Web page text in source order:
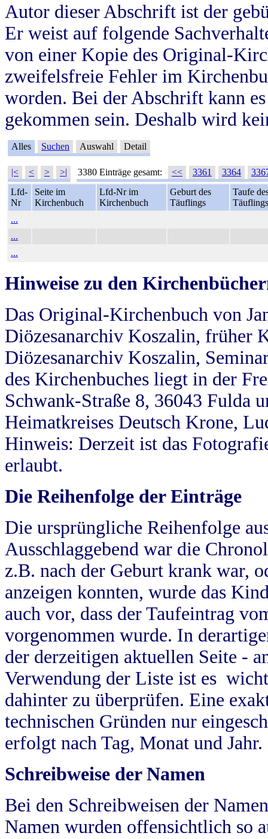
Autor dieser Abschrift ist der
Er weist auf folgende
von einer Kopie des Original-
zweifelsfreie Fehler im
worden. Bei der Abschrift kann
gekommen sein. Deshalb wird
Alles Suchen Auswahl Detail
|< < > >| 3380 Einträge gesamt: << 3361 3364
Lfd-
Nr
Seite im
Kirchenbuch
Lfd-Nr im
Kirchenbuch
Geburt des
Täuflings
Taufe
Täuflings
...
...
...
Hinweise zu den
Das Original-Kirchenbuch von
Diözesanarchiv Koszalin, früher
Diözesanarchiv Koszalin,
des Kirchenbuches liegt in der
Schwank-Straße 8, 36043 Fulda
Heimatkreises Deutsch Krone,
Hinweis: Derzeit ist das
erlaubt.
Die Reihenfolge der Einträge
Die ursprüngliche Reihenfolge
Ausschlaggebend war die
z.B. nach der Geburt krank war,
anzeigen konnten, wurde das
auch vor, dass der Taufeintrag
vorgenommen wurde. In
der derzeitigen aktuellen Seite -
Verwendung der Liste ist es
dahinter zu überprüfen. Eine
technischen Gründen nur
erfolgt nach Tag, Monat und Jahr.
Schreibweise der Namen
Bei den Schreibweisen der
Namen wurden offensichtlich so